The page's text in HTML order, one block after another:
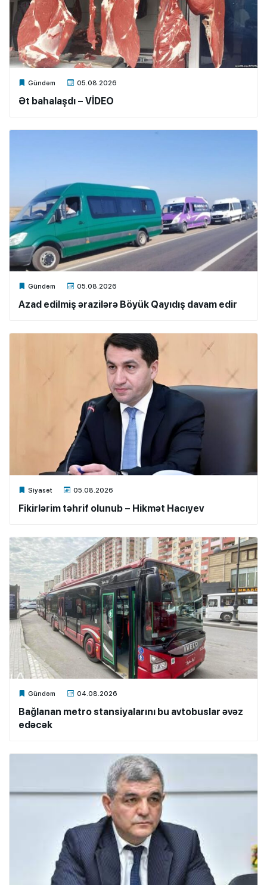
Gündəm 05.08.2026
Xalq.Online
Ət bahalaşdı – VİDEO
Gündəm 05.08.2026
Xalq.Online
Azad edilmiş ərazilərə Böyük Qayıdış davam edir
Siyasət 05.08.2026
Xalq.Online
Fikirlərim təhrif olunub – Hikmət Hacıyev
Gündəm 04.08.2026
Xalq.Online
Bağlanan metro stansiyalarını bu avtobuslar əvəz
edəcək